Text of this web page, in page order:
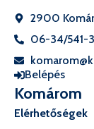
2900
06-34/541-
Belépés
Komárom
Elérhetőségek